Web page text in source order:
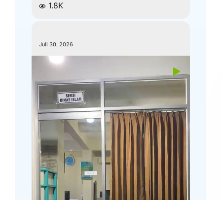
1.8K
Juli 30, 2026